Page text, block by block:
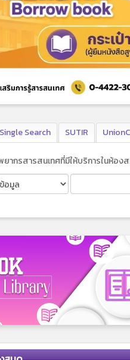
Single Search SUTIR
ากรสารสนเทศที่มีให้บริการในห้อง